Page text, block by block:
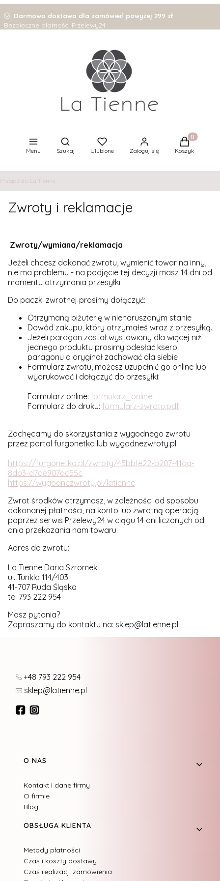
Darmowa dostawa dla zamówień powyżej 299 zł
Bezpieczne płatności Przelewy24
Menu
Otwórz wyszukiwarkę
Szukaj Ulubione Zaloguj się
Produkty w
Koszyk
Przejdź do: La Tienne
Zwroty i reklamacje
Zwroty/wymiana/reklamacja
Jeżeli chcesz dokonać zwrotu, wymienić towar na inny,
nie ma problemu - na podjęcie tej decyzji masz 14 dni od
momentu otrzymania przesyłki.
Do paczki zwrotnej prosimy dołączyć:
Otrzymaną biżuterię w nienaruszonym stanie
Dowód zakupu, który otrzymałeś wraz z przesyłką.
Jeżeli paragon został wystawiony dla więcej niż
jednego produktu prosimy odesłać ksero
paragonu a oryginał zachować dla siebie
Formularz zwrotu, możesz uzupełnić go online lub
wydrukować i dołączyć do przesyłki:
Formularz online: formularz_online
Formularz do druku: formularz-zwrotu.pdf
Zachęcamy do skorzystania z wygodnego zwrotu
przez portal furgonetka lub wygodnezwroty.pl
https://furgonetka.pl/zwroty/45bbfe22-b207-41aa-
8db3-d7de907ac55c
https://wygodnezwroty.pl/latienne
Zwrot środków otrzymasz, w zależności od sposobu
dokonanej płatności, na konto lub zwrotną operacją
poprzez serwis Przelewy24 w ciągu 14 dni liczonych od
dnia przekazania nam towaru.
Adres do zwrotu:
La Tienne Daria Szromek
ul. Tunkla 114/403
41-707 Ruda Śląska
te. 793 222 954
Masz pytania?
Zapraszamy do kontaktu na: sklep@latienne.pl
+48 793 222 954
sklep@latienne.pl
Linki w stopce
O NAS
Kontakt i dane firmy
O firmie
Blog
OBSŁUGA KLIENTA
Metody płatności
Czas i koszty dostawy
Czas realizacji zamówienia